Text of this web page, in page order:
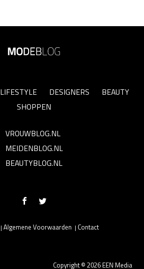
LIFESTYLE DESIGNERS
BEAUTY
SHOPPEN
VROUWBLOG.NL
MEIDENBLOG.NL
BEAUTYBLOG.NL
Copyright © 2026 EEN Media
Algemene Voorwaarden Contact